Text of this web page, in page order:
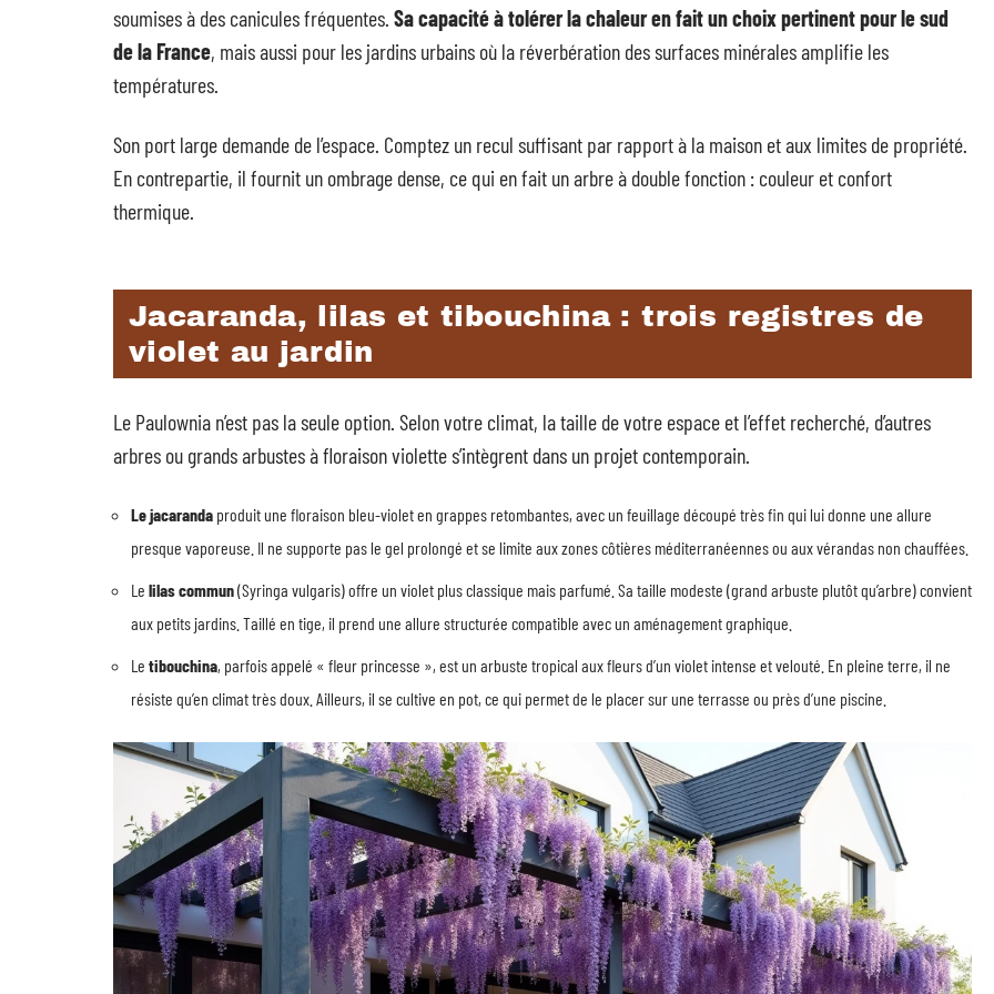
soumises à des canicules fréquentes. Sa capacité à tolérer la chaleur en fait un choix pertinent pour le sud
de la France, mais aussi pour les jardins urbains où la réverbération des surfaces minérales amplifie les
températures.
Son port large demande de l’espace. Comptez un recul suffisant par rapport à la maison et aux limites de propriété.
En contrepartie, il fournit un ombrage dense, ce qui en fait un arbre à double fonction : couleur et confort
thermique.
Jacaranda, lilas et tibouchina : trois registres de
violet au jardin
Le Paulownia n’est pas la seule option. Selon votre climat, la taille de votre espace et l’effet recherché, d’autres
arbres ou grands arbustes à floraison violette s’intègrent dans un projet contemporain.
Le jacaranda produit une floraison bleu-violet en grappes retombantes, avec un feuillage découpé très fin qui lui donne une allure
presque vaporeuse. Il ne supporte pas le gel prolongé et se limite aux zones côtières méditerranéennes ou aux vérandas non chauffées.
Le lilas commun(Syringa vulgaris) offre un violet plus classique mais parfumé. Sa taille modeste (grand arbuste plutôt qu’arbre) convient
aux petits jardins. Taillé en tige, il prend une allure structurée compatible avec un aménagement graphique.
Le tibouchina, parfois appelé « fleur princesse », est un arbuste tropical aux fleurs d’un violet intense et velouté. En pleine terre, il ne
résiste qu’en climat très doux. Ailleurs, il se cultive en pot, ce qui permet de le placer sur une terrasse ou près d’une piscine.